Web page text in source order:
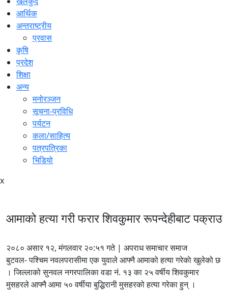
आर्थिक
अन्तराष्ट्रीय
प्रवास
कृषि
प्रदेश
शिक्षा
अन्य
मनोरञ्जन
सूचना-प्रविधि
पर्यटन
कला/साहित्य
पत्रपत्रिका
भिडियो
x
आमाको हत्या गरी फरार शिवकुमार रूपन्देहीबाट पक्राउ
२०८० असार १२, मंगलवार २०:५१ गते | अपराध समाचार समाज
बुटवल- पश्चिम नवलपरासीमा एक युवाले आफ्नै आमाको हत्या गरेकाे खुलेको छ
। जिल्लाको सुनवल नगरपालिका वडा नं. १३ का २५ वर्षीय शिवकुमार
मुसहरले आफ्नै आमा ५० वर्षीया बुद्धिरानी मुसहरको हत्या गरेका हुन् ।